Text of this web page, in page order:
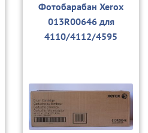
Фотобарабан Xerox
013R00646 для
4110/4112/4595